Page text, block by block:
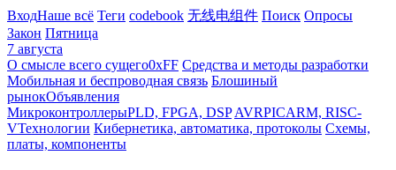
ВходНаше всё Теги codebook 无线电组件 Поиск Опросы
Закон Пятница
7 августа
О смысле всего сущего0xFF Средства и методы разработки
Мобильная и беспроводная связь Блошиный
рынокОбъявления
МикроконтроллерыPLD, FPGA, DSP AVRPICARM, RISC-
VТехнологии Кибернетика, автоматика, протоколы Схемы,
платы, компоненты